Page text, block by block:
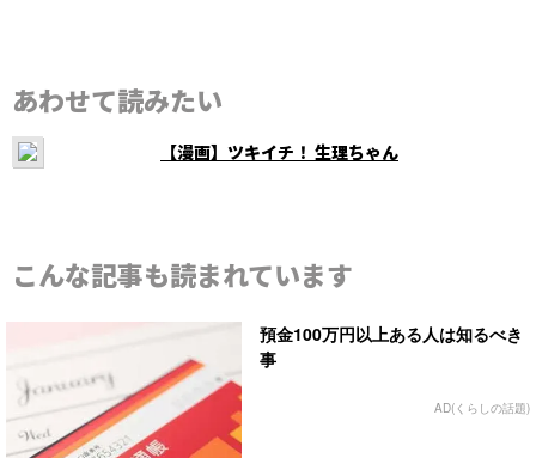
あわせて読みたい
【漫画】ツキイチ！ 生理ちゃん
こんな記事も読まれています
預金100万円以上ある人は知るべき
事
AD(くらしの話題)